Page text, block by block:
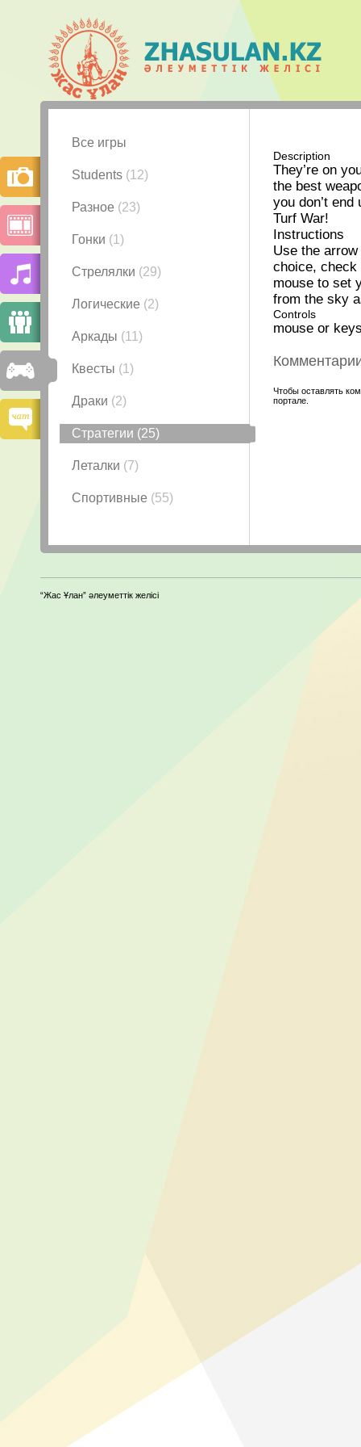
Все игры
Students (12)
Разное (23)
Гонки (1)
Стрелялки (29)
Логические (2)
Аркады (11)
Квесты (1)
Драки (2)
Стратегии (25)
Леталки (7)
Спортивные (55)
Description
They’re on
the best
you don’t
Turf War!
Instructions
Use the
choice, check
mouse to set
from the sky
Controls
mouse or
Чтобы оставлять
портале.
“Жас Ұлан” әлеуметтік желісі